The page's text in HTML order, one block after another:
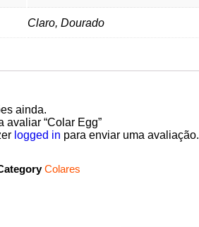
Claro, Dourado
ainda.
avaliar “Colar Egg”
logged in para enviar uma avaliação.
Colares